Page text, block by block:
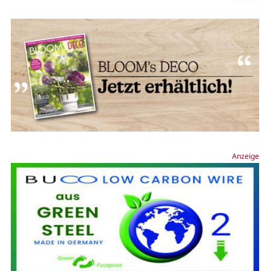
Anzeige